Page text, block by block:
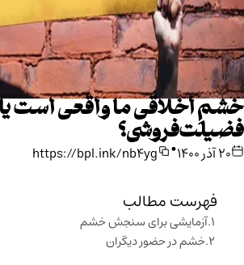
خشمِ اخلاقی ما واقعی است یا
فضیلت‌فروشی؟
۲۰ آذر ۱۴۰۰ •
https://bpl.ink/nb4yg
فهرست مطالب
آزمایشی برای سنجش خشم
خشم در حضور دیگران